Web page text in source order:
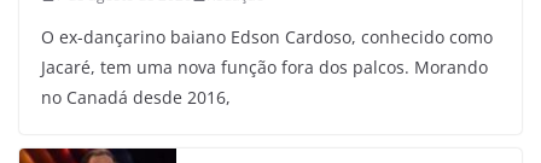
O ex-dançarino baiano Edson Cardoso, conhecido como
Jacaré, tem uma nova função fora dos palcos. Morando
no Canadá desde 2016,